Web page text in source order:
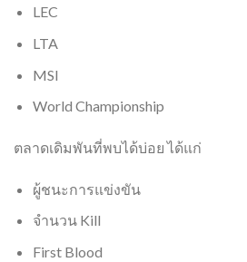
LEC
LTA
MSI
World Championship
ตลาดเดิมพันที่พบได้บ่อย ได้แก่
ผู้ชนะการแข่งขัน
จำนวน Kill
First Blood